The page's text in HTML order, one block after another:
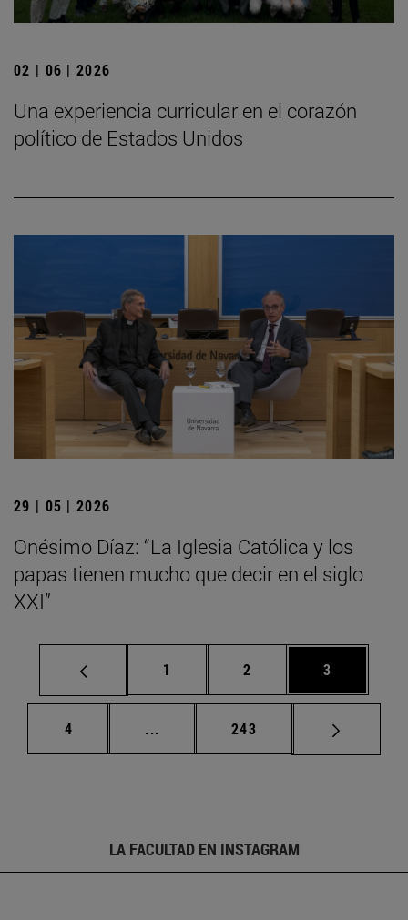
02 | 06 | 2026
Una experiencia curricular en el corazón
político de Estados Unidos
29 | 05 | 2026
Onésimo Díaz: “La Iglesia Católica y los
papas tienen mucho que decir en el siglo
XXI”
Página
1 Página
2 Página
3
Página
4 ... Páginas intermedias Use TAB para
Página
243
LA FACULTAD EN INSTAGRAM